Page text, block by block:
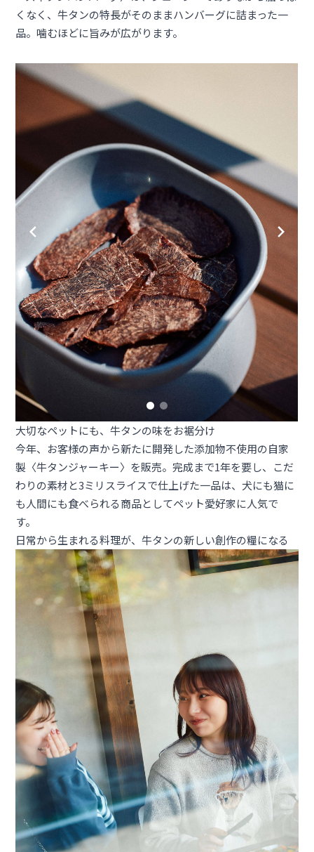
くなく、牛タンの特長がそのままハンバーグに詰まった一
品。噛むほどに旨みが広がります。
大切なペットにも、牛タンの味をお裾分け
今年、お客様の声から新たに開発した添加物不使用の自家
製〈牛タンジャーキー〉を販売。完成まで1年を要し、こだ
わりの素材と3ミリスライスで仕上げた一品は、犬にも猫に
も人間にも食べられる商品としてペット愛好家に人気で
す。
日常から生まれる料理が、牛タンの新しい創作の糧になる